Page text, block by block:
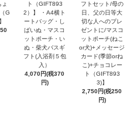
G
ト（GIFT893
2）】 ・A4横ト
ートバッグ・し
ばいぬ・マスコ
ットポーチ・い
ぬ・柴犬バスギ
フト(入浴剤５包
入）
4,070円(税370
円)
フトセット/母の
日、父の日等大
切な人へのプレ
ゼントに/マスコ
ットポーチ(ねこ
or犬)+メッセージ
カード(季節orね
こ)+チョコレー
ト（GIFT893
3)】
2,750円(税250
円)